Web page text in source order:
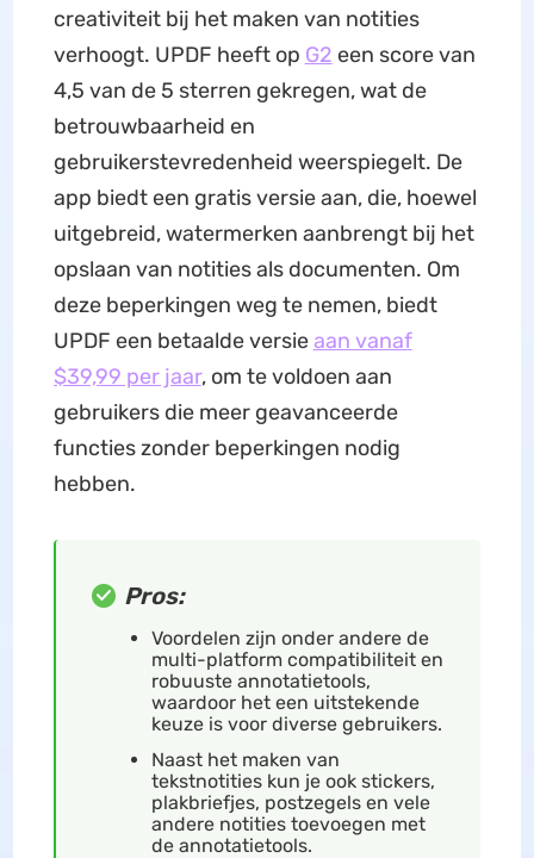
creativiteit bij het maken van notities
verhoogt. UPDF heeft op G2 een score van
4,5 van de 5 sterren gekregen, wat de
betrouwbaarheid en
gebruikerstevredenheid weerspiegelt. De
app biedt een gratis versie aan, die, hoewel
uitgebreid, watermerken aanbrengt bij het
opslaan van notities als documenten. Om
deze beperkingen weg te nemen, biedt
UPDF een betaalde versieaan vanaf
$39,99 per jaar, om te voldoen aan
gebruikers die meer geavanceerde
functies zonder beperkingen nodig
hebben.
Pros:
Voordelen zijn onder andere de
multi-platform compatibiliteit en
robuuste annotatietools,
waardoor het een uitstekende
keuze is voor diverse gebruikers.
Naast het maken van
tekstnotities kun je ook stickers,
plakbriefjes, postzegels en vele
andere notities toevoegen met
de annotatietools.